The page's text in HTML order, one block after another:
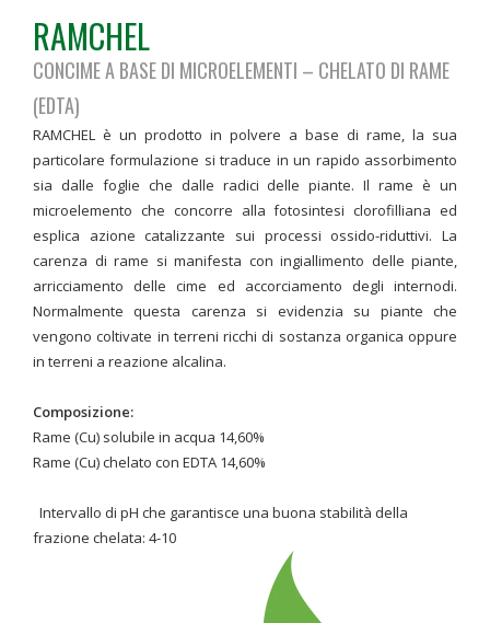
RAMCHEL
CONCIME A BASE DI MICROELEMENTI – CHELATO DI RAME
(EDTA)
RAMCHEL è un prodotto in polvere a base di rame, la sua
particolare formulazione si traduce in un rapido assorbimento
sia dalle foglie che dalle radici delle piante. Il rame è un
microelemento che concorre alla fotosintesi clorofilliana ed
esplica azione catalizzante sui processi ossido-riduttivi. La
carenza di rame si manifesta con ingiallimento delle piante,
arricciamento delle cime ed accorciamento degli internodi.
Normalmente questa carenza si evidenzia su piante che
vengono coltivate in terreni ricchi di sostanza organica oppure
in terreni a reazione alcalina.
Composizione:
Rame (Cu) solubile in acqua 14,60%
Rame (Cu) chelato con EDTA 14,60%
Intervallo di pH che garantisce una buona stabilità della
frazione chelata: 4-10